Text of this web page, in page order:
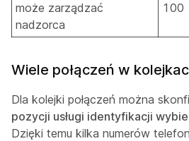
może zarządzać
nadzorca
100
Wiele połączeń w
Dla kolejki połączeń można
pozycji usługi identyfikacji
Dzięki temu kilka numerów